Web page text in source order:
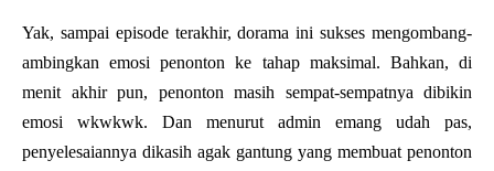
Yak, sampai episode terakhir, dorama ini sukses mengombang-
ambingkan emosi penonton ke tahap maksimal. Bahkan, di
menit akhir pun, penonton masih sempat-sempatnya dibikin
emosi wkwkwk. Dan menurut admin emang udah pas,
penyelesaiannya dikasih agak gantung yang membuat penonton